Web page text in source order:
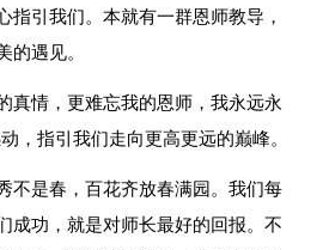
引我们。本就有一群恩师教导，
遇见。
真情，更难忘我的恩师，我永远永
，指引我们走向更高更远的巅峰。
不是春，百花齐放春满园。我们每
成功，就是对师长最好的回报。不